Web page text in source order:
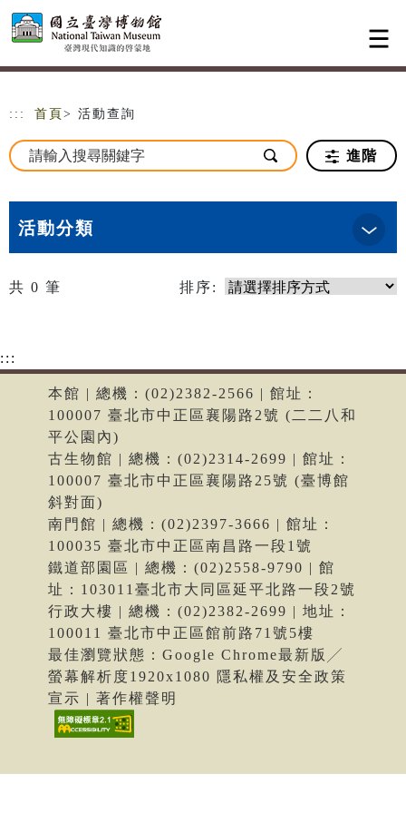
跳到主要內容
網站導覽
::: 首頁 > 活動查詢
進階
活動分類
共 0 筆 排序:
:::
本館 | 總機：(02)2382-2566 | 館址：
100007 臺北市中正區襄陽路2號 (二二八和
平公園內)
古生物館 | 總機：(02)2314-2699 | 館址：
100007 臺北市中正區襄陽路25號 (臺博館
斜對面)
南門館 | 總機：(02)2397-3666 | 館址：
100035 臺北市中正區南昌路一段1號
鐵道部園區 | 總機：(02)2558-9790 | 館
址：103011臺北市大同區延平北路一段2號
行政大樓 | 總機：(02)2382-2699 | 地址：
100011 臺北市中正區館前路71號5樓
最佳瀏覽狀態：Google Chrome最新版╱
螢幕解析度1920x1080 隱私權及安全政策
宣示 | 著作權聲明